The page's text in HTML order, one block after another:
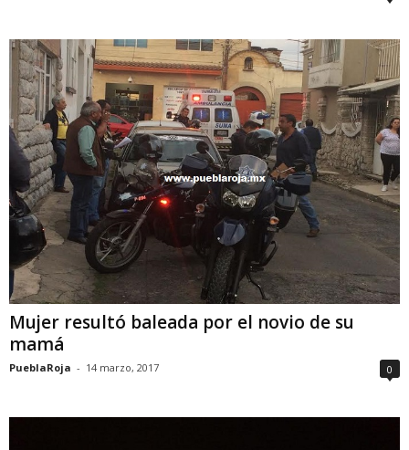
Mujer resultó baleada por el novio de su
mamá
PueblaRoja - 14 marzo, 2017 0